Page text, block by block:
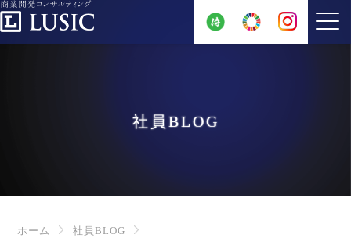
社員BLOG
ホーム
社員BLOG